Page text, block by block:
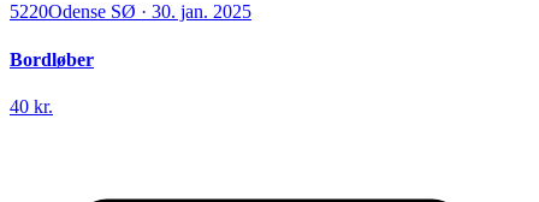
5220Odense SØ · 30. jan. 2025
Bordløber
40 kr.